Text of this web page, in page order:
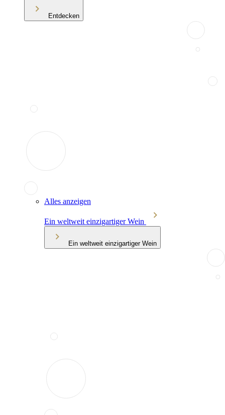
Entdecken
Alles anzeigen
Ein weltweit einzigartiger Wein
Ein weltweit einzigartiger Wein